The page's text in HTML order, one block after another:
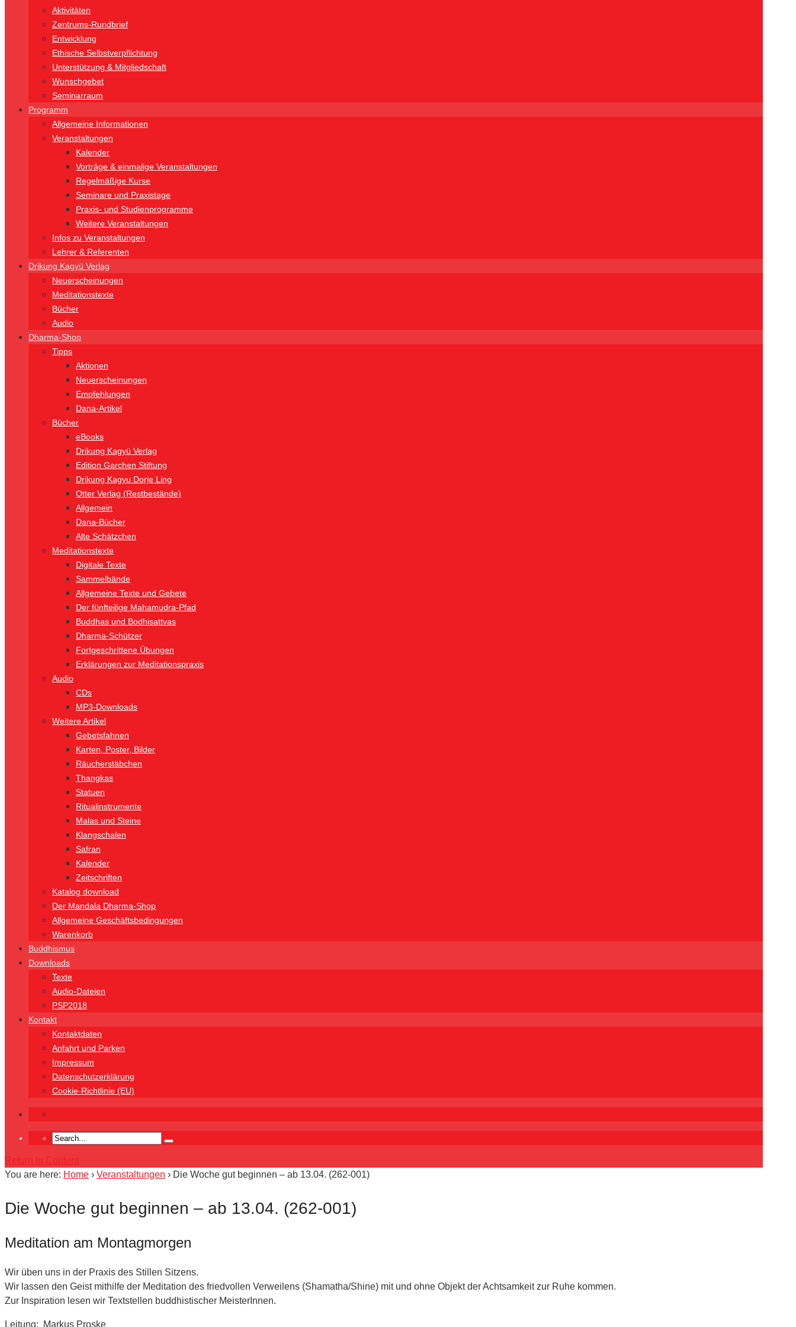
Aktivitäten
Zentrums-Rundbrief
Entwicklung
Ethische Selbstverpflichtung
Unterstützung & Mitgliedschaft
Wunschgebet
Seminarraum
Programm
Allgemeine Informationen
Veranstaltungen
Kalender
Vorträge & einmalige Veranstaltungen
Regelmäßige Kurse
Seminare und Praxistage
Praxis- und Studienprogramme
Weitere Veranstaltungen
Infos zu Veranstaltungen
Lehrer & Referenten
Drikung Kagyü Verlag
Neuerscheinungen
Meditationstexte
Bücher
Audio
Dharma-Shop
Tipps
Aktionen
Neuerscheinungen
Empfehlungen
Dana-Artikel
Bücher
eBooks
Drikung Kagyü Verlag
Edition Garchen Stiftung
Drikung Kagyu Dorje Ling
Otter Verlag (Restbestände)
Allgemein
Dana-Bücher
Alte Schätzchen
Meditationstexte
Digitale Texte
Sammelbände
Allgemeine Texte und Gebete
Der fünfteilige Mahamudra-Pfad
Buddhas und Bodhisattvas
Dharma-Schützer
Fortgeschrittene Übungen
Erklärungen zur Meditationspraxis
Audio
CDs
MP3-Downloads
Weitere Artikel
Gebetsfahnen
Karten, Poster, Bilder
Räucherstäbchen
Thangkas
Statuen
Ritualinstrumente
Malas und Steine
Klangschalen
Safran
Kalender
Zeitschriften
Katalog download
Der Mandala Dharma-Shop
Allgemeine Geschäftsbedingungen
Warenkorb
Buddhismus
Downloads
Texte
Audio-Dateien
PSP2018
Kontakt
Kontaktdaten
Anfahrt und Parken
Impressum
Datenschutzerklärung
Cookie-Richtlinie (EU)
Return to Content
You are here: Home › Veranstaltungen › Die Woche gut beginnen – ab 13.04. (262-001)
Die Woche gut beginnen – ab 13.04. (262-001)
Meditation am Montagmorgen
Wir üben uns in der Praxis des Stillen Sitzens.
Wir lassen den Geist mithilfe der Meditation des friedvollen Verweilens (Shamatha/Shine) mit und ohne Objekt der Achtsamkeit zur Ruhe kommen.
Zur Inspiration lesen wir Textstellen buddhistischer MeisterInnen.
Leitung: Markus Proske